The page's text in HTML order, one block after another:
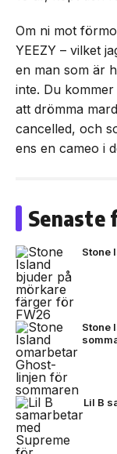
Om ni mot
YEEZY – vilket
en man som är
inte. Du
att drömma
cancelled, och
ens en cameo i
Senaste
Stone
Stone
Lil B